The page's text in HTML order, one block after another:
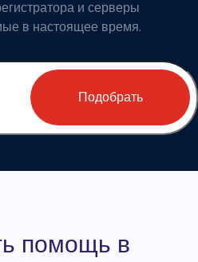
и серверы
в настоящее время.
Подобрать
помощь в